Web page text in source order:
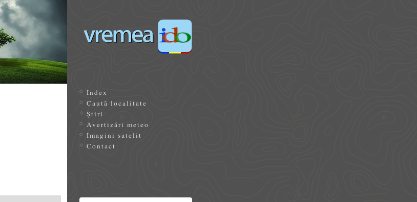
Index
Caută localitate
Știri
Avertizări meteo
Imagini satelit
Contact